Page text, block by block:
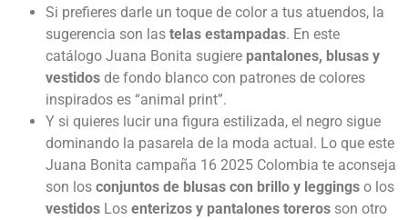
Si prefieres darle un toque de color a tus atuendos, la
sugerencia son las telas estampadas. En este
catálogo Juana Bonita sugiere pantalones, blusas y
vestidos de fondo blanco con patrones de colores
inspirados es “animal print”.
Y si quieres lucir una figura estilizada, el negro sigue
dominando la pasarela de la moda actual. Lo que este
Juana Bonita campaña 16 2025 Colombia te aconseja
son los conjuntos de blusas con brillo y leggings o los
vestidos Los enterizos y pantalones toreros son otro